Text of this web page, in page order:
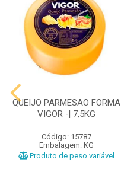
QUEIJO PARMESAO FORMA
VIGOR -¦ 7,5KG
Código: 15787
Embalagem: KG
Produto de peso variável